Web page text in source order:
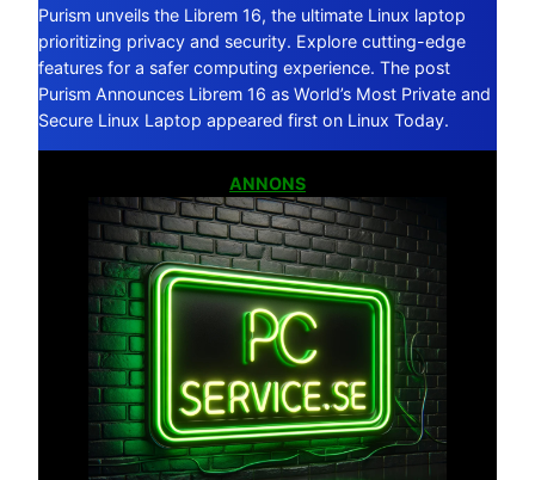
Purism unveils the Librem 16, the ultimate Linux laptop
prioritizing privacy and security. Explore cutting-edge
features for a safer computing experience. The post
Purism Announces Librem 16 as World’s Most Private and
Secure Linux Laptop appeared first on Linux Today.
ANNONS